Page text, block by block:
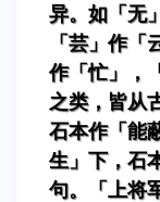
异。如「无
「芸」作「
作「忙」，
之类，皆从
石本作「能
生」下，石
句。「上将